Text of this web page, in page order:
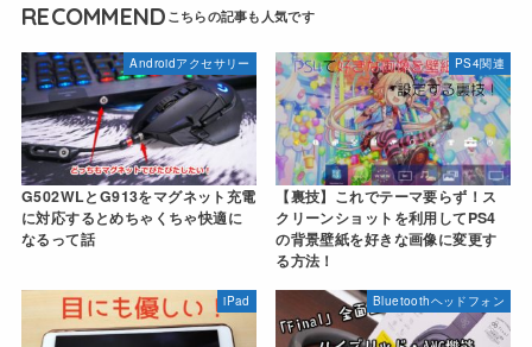
RECOMMEND
Androidアクセサリー
G502WLとG913をマグネット充電
に対応するとめちゃくちゃ快適に
なるって話
PS4関連
【裏技】これでテーマ要らず！ス
クリーンショットを利用してPS4
の背景壁紙を好きな画像に変更す
る方法！
iPad Bluetoothヘッドフォン